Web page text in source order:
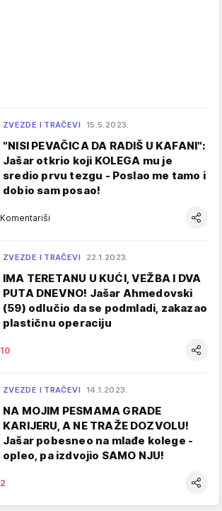
ZVEZDE I TRAČEVI 15.5.2023.
"NISI PEVAČICA DA RADIŠ U KAFANI":
Jašar otkrio koji KOLEGA mu je
sredio prvu tezgu - Poslao me tamo i
dobio sam posao!
Komentariši
ZVEZDE I TRAČEVI 22.1.2023.
IMA TERETANU U KUĆI, VEŽBA I DVA
PUTA DNEVNO! Jašar Ahmedovski
(59) odlučio da se podmladi, zakazao
plastičnu operaciju
10
ZVEZDE I TRAČEVI 14.1.2023.
NA MOJIM PESMAMA GRADE
KARIJERU, A NE TRAŽE DOZVOLU!
Jašar pobesneo na mlađe kolege -
opleo, pa izdvojio SAMO NJU!
2